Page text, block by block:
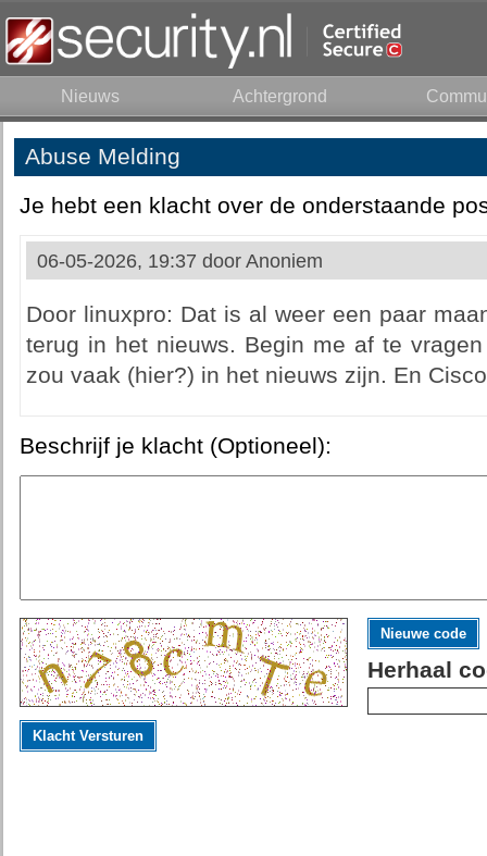
Nieuws Achtergrond
Abuse Melding
Je hebt een klacht over de onderstaande
06-05-2026, 19:37 door Anoniem
Door linuxpro: Dat is al weer een paar
terug in het nieuws. Begin me af te
zou vaak (hier?) in het nieuws zijn. En
Beschrijf je klacht (Optioneel):
Nieuwe code
Herhaal
Klacht Versturen